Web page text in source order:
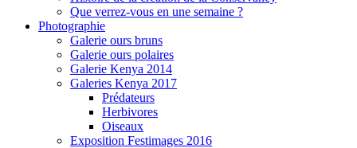
Que verrez-vous en une semaine ?
Photographie
Galerie ours bruns
Galerie ours polaires
Galerie Kenya 2014
Galeries Kenya 2017
Prédateurs
Herbivores
Oiseaux
Exposition Festimages 2016